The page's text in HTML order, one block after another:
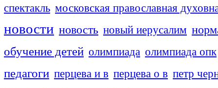
спектакль московская православная
новости новость новый иерусалим
обучение детей олимпиада олимпиада опк
педагоги перцева и в перцева о в петр